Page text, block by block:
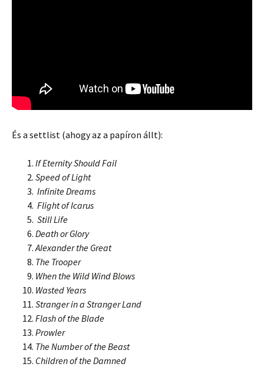
És a settlist (ahogy az a papíron állt):
If Eternity Should Fail
Speed of Light
Infinite Dreams
Flight of Icarus
Still Life
Death or Glory
Alexander the Great
The Trooper
When the Wild Wind Blows
Wasted Years
Stranger in a Stranger Land
Flash of the Blade
Prowler
The Number of the Beast
Children of the Damned